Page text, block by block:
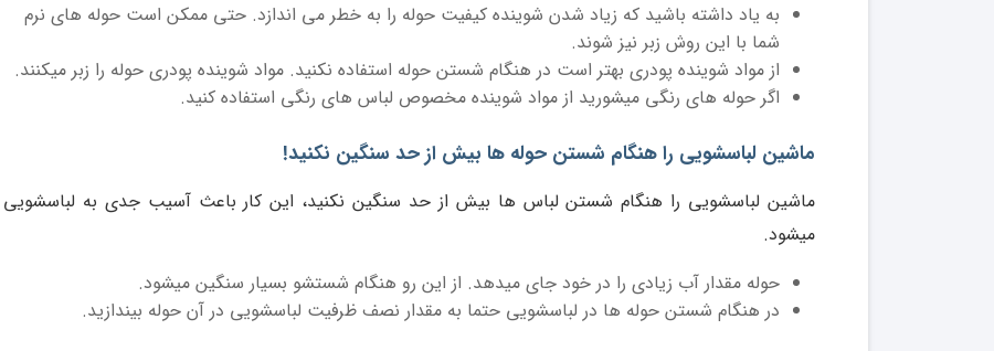
به یاد داشته باشید که زیاد شدن شوینده کیفیت حوله را به خطر می اندازد. حتی ممکن است حوله های نرم
شما با این روش زبر نیز شوند.
از مواد شوینده پودری بهتر است در هنگام شستن حوله استفاده نکنید. مواد شوینده پودری حوله را زبر میکنند.
اگر حوله های رنگی میشورید از مواد شوینده مخصوص لباس های رنگی استفاده کنید.
ماشین لباسشویی را هنگام شستن حوله ها بیش از حد سنگین نکنید!
ماشین لباسشویی را هنگام شستن لباس ها بیش از حد سنگین نکنید، این کار باعث آسیب جدی به لباسشویی
میشود.
حوله مقدار آب زیادی را در خود جای میدهد. از این رو هنگام شستشو بسیار سنگین میشود.
در هنگام شستن حوله ها در لباسشویی حتما به مقدار نصف ظرفیت لباسشویی در آن حوله بیندازید.